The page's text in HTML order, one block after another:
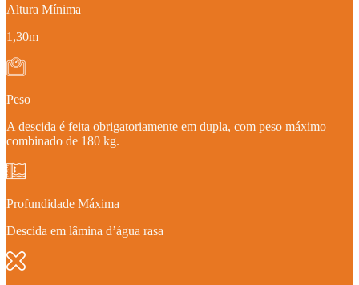
Altura Mínima
1,30m
Peso
A descida é feita obrigatoriamente em dupla, com peso máximo
combinado de 180 kg.
Profundidade Máxima
Descida em lâmina d’água rasa